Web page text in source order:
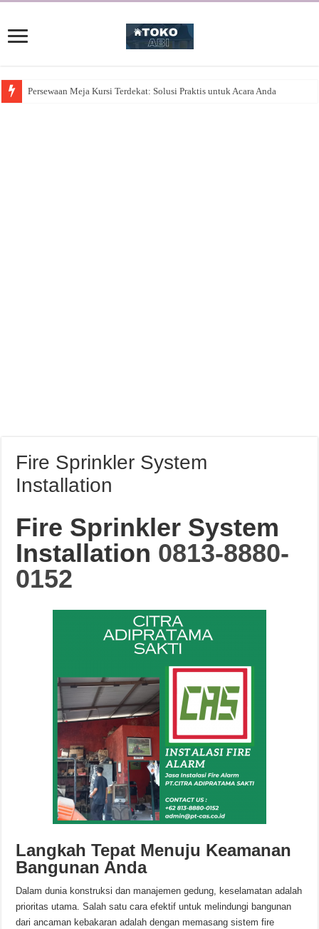
Persewaan Meja Kursi Terdekat: Solusi Praktis untuk Acara Anda
Fire Sprinkler System
Installation
Fire Sprinkler System
Installation 0813-8880-
0152
Langkah Tepat Menuju Keamanan
Bangunan Anda
Dalam dunia konstruksi dan manajemen gedung, keselamatan adalah
prioritas utama. Salah satu cara efektif untuk melindungi bangunan
dari ancaman kebakaran adalah dengan memasang sistem fire